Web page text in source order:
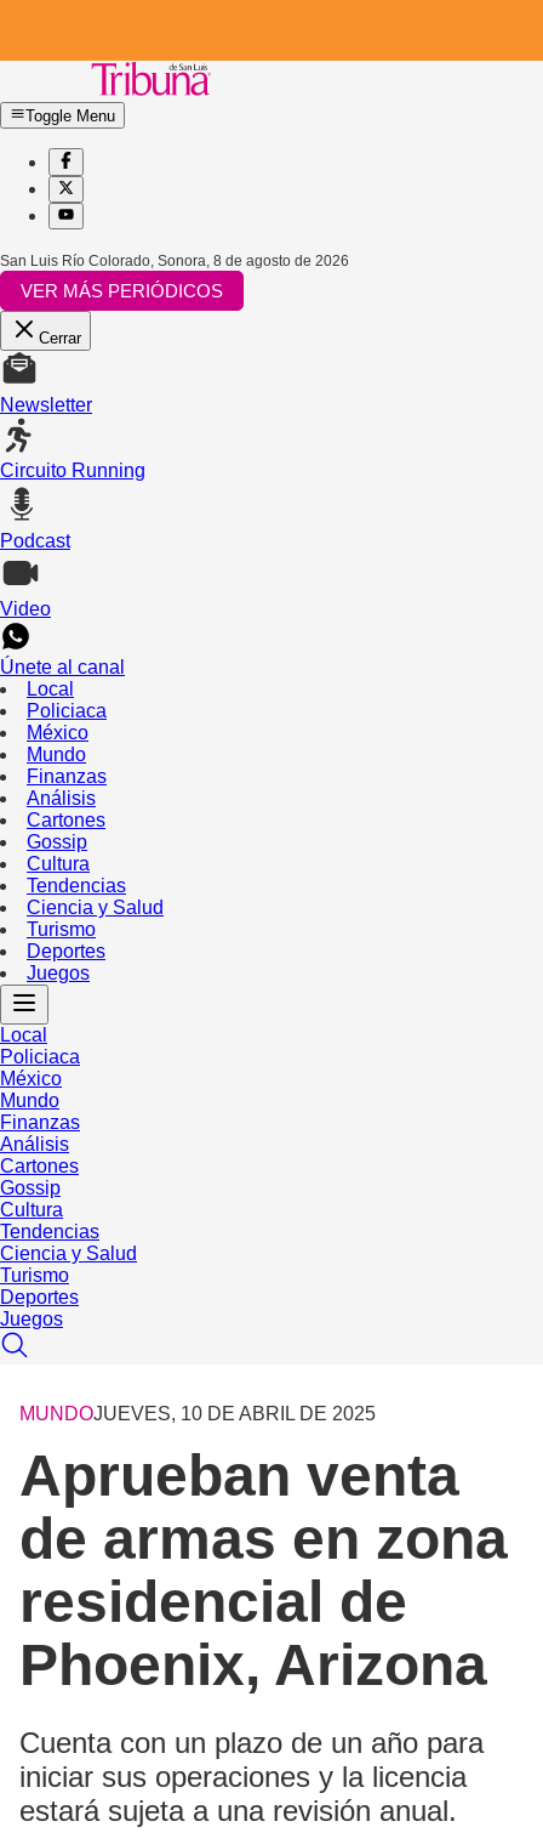
Toggle Menu
San Luis Río Colorado, Sonora, 8 de agosto de 2026
VER MÁS PERIÓDICOS
Cerrar
Newsletter
Circuito Running
Podcast
Video
Únete al canal
Local
Policiaca
México
Mundo
Finanzas
Análisis
Cartones
Gossip
Cultura
Tendencias
Ciencia y Salud
Turismo
Deportes
Juegos
Local
Policiaca
México
Mundo
Finanzas
Análisis
Cartones
Gossip
Cultura
Tendencias
Ciencia y Salud
Turismo
Deportes
Juegos
MUNDOJUEVES, 10 DE ABRIL DE 2025
Aprueban venta
de armas en zona
residencial de
Phoenix, Arizona
Cuenta con un plazo de un año para
iniciar sus operaciones y la licencia
estará sujeta a una revisión anual.